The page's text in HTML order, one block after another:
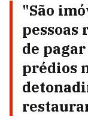
"São
pessoas
de
prédios